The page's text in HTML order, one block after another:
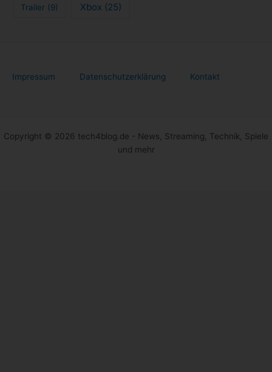
Trailer (9) Xbox (25)
Impressum Datenschutzerklärung Kontakt
Copyright © 2026 tech4blog.de - News, Streaming, Technik, Spiele
und mehr